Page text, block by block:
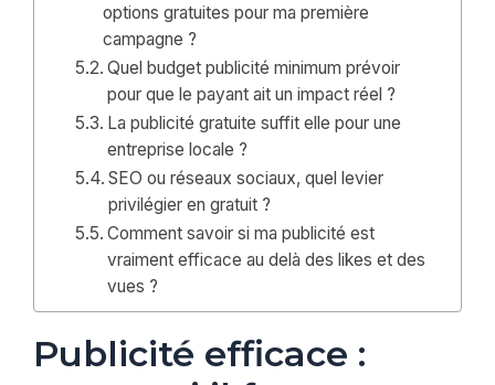
options gratuites pour ma première
campagne ?
Quel budget publicité minimum prévoir
pour que le payant ait un impact réel ?
La publicité gratuite suffit elle pour une
entreprise locale ?
SEO ou réseaux sociaux, quel levier
privilégier en gratuit ?
Comment savoir si ma publicité est
vraiment efficace au delà des likes et des
vues ?
Publicité efficace :